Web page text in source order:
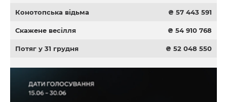
Конотопська відьма ₴ 57 443 591
Скажене весілля ₴ 54 910 768
Потяг у 31 грудня ₴ 52 048 550